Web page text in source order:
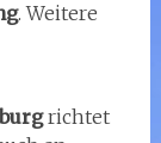
. Weitere
richtet